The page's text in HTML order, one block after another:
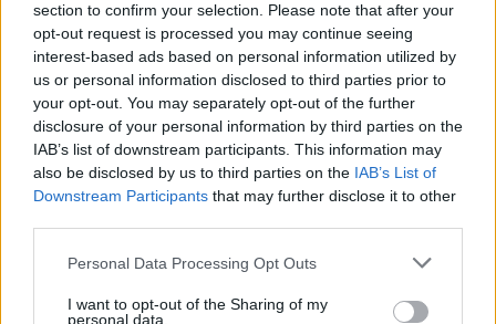
section to confirm your selection. Please note that after your
opt-out request is processed you may continue seeing
interest-based ads based on personal information utilized by
us or personal information disclosed to third parties prior to
your opt-out. You may separately opt-out of the further
disclosure of your personal information by third parties on the
IAB’s list of downstream participants. This information may
also be disclosed by us to third parties on the IAB’s List of
Downstream Participants that may further disclose it to other
Personal Data Processing Opt Outs
I want to opt-out of the Sharing of my
personal data.